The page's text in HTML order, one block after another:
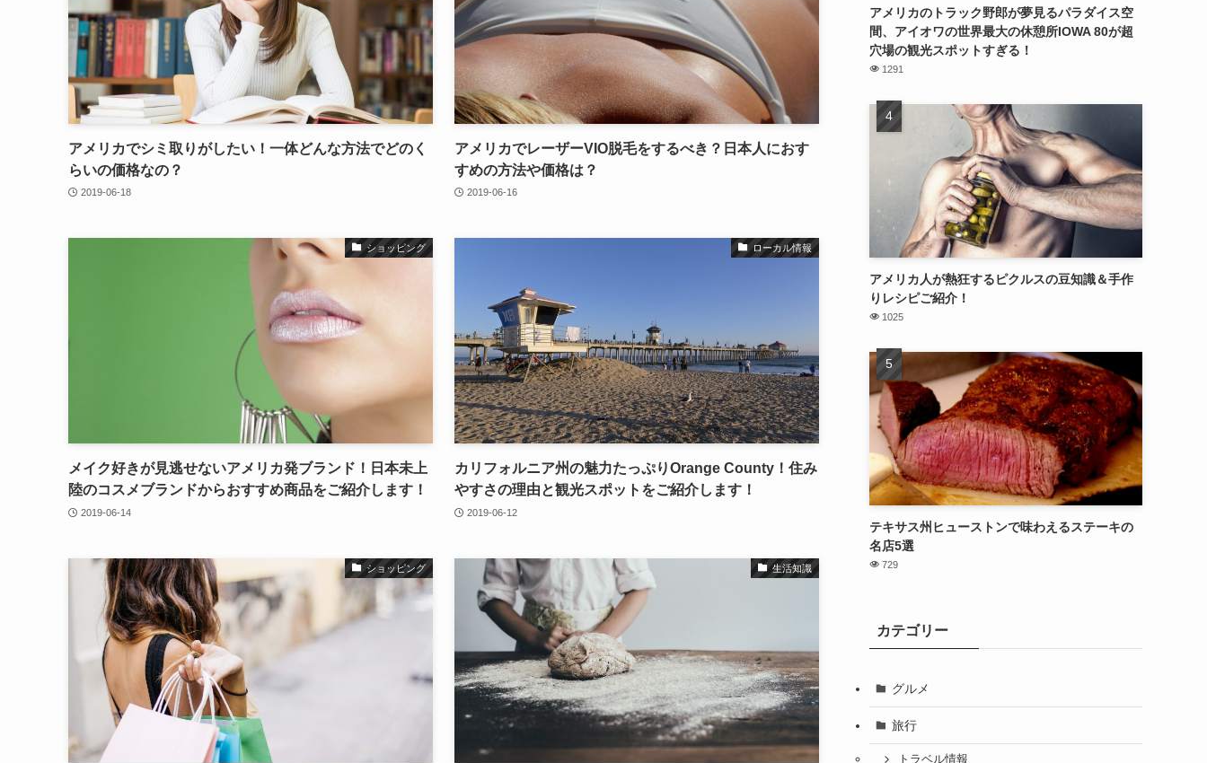
アメリカでシミ取りがしたい！一体どんな方法でどのく
らいの価格なの？
2019-06-18
アメリカでレーザーVIO脱毛をするべき？日本人におす
すめの方法や価格は？
2019-06-16
ショッピング
メイク好きが見逃せないアメリカ発ブランド！日本未上
陸のコスメブランドからおすすめ商品をご紹介します！
2019-06-14
ローカル情報
カリフォルニア州の魅力たっぷりOrange County！住み
やすさの理由と観光スポットをご紹介します！
2019-06-12
ショッピング 生活知識
アメリカのトラック野郎が夢見るパラダイス空
間、アイオワの世界最大の休憩所IOWA 80が超
穴場の観光スポットすぎる！
1291
アメリカ人が熱狂するピクルスの豆知識＆手作
りレシピご紹介！
1025
テキサス州ヒューストンで味わえるステーキの
名店5選
729
カテゴリー
グルメ
旅行
トラベル情報